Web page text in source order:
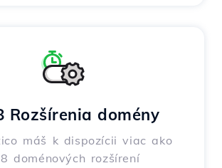
Rozšírenia domény
máš k dispozícii viac ako
doménových rozšírení